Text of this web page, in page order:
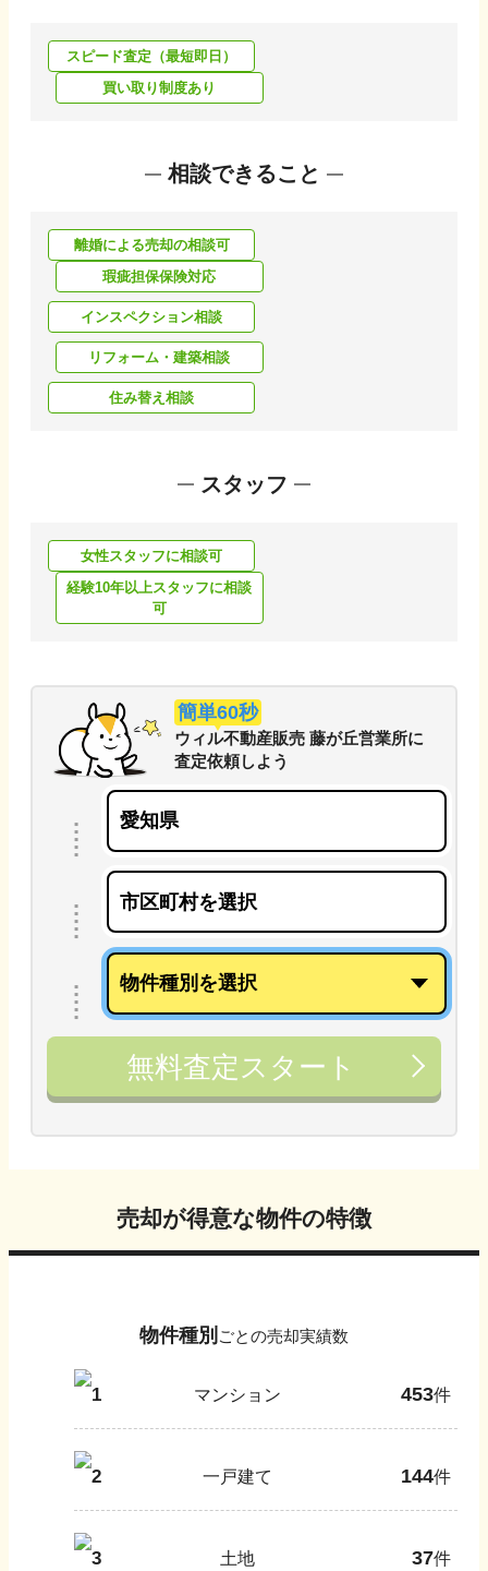
スピード査定（最短即日）
買い取り制度あり
相談できること
離婚による売却の相談可
瑕疵担保保険対応
インスペクション相談
リフォーム・建築相談
住み替え相談
スタッフ
女性スタッフに相談可
経験10年以上スタッフに相談
可
簡単60秒
ウィル不動産販売 藤が丘営業所に
査定依頼しよう
無料査定スタート
売却が得意な物件の特徴
物件種別 ごとの売却実績数
1 マンション 453件
2 一戸建て 144件
3 土地 37件